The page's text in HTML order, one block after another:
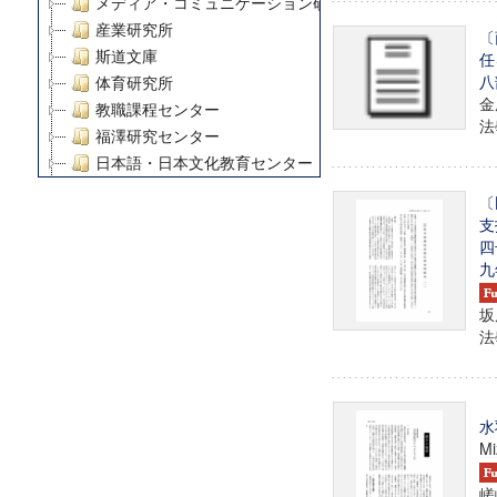
産業研究所
斯道文庫
体育研究所
教職課程センター
福澤研究センター
日本語・日本文化教育センター
デジタルメディア・コンテンツ統合研究センター
グローバルリサーチインスティテュート
慶應義塾大学グローバルCOEプログラム市民社会ガバナ
慶應義塾大学グローバルCOEプログラム論理と感性の先
博士課程教育リーディングプログラム「超成熟社会発展